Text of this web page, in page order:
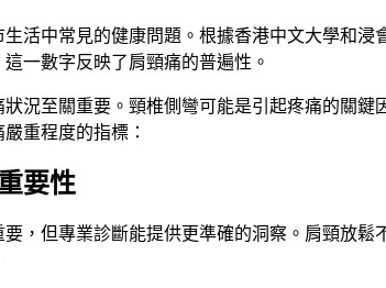
活中常見的健康問題。根據香港中文大學和浸
一數字反映了肩頸痛的普遍性。
況至關重要。頸椎側彎可能是引起疼痛的關鍵
重程度的指標：
要性
，但專業診斷能提供更準確的洞察。肩頸放鬆